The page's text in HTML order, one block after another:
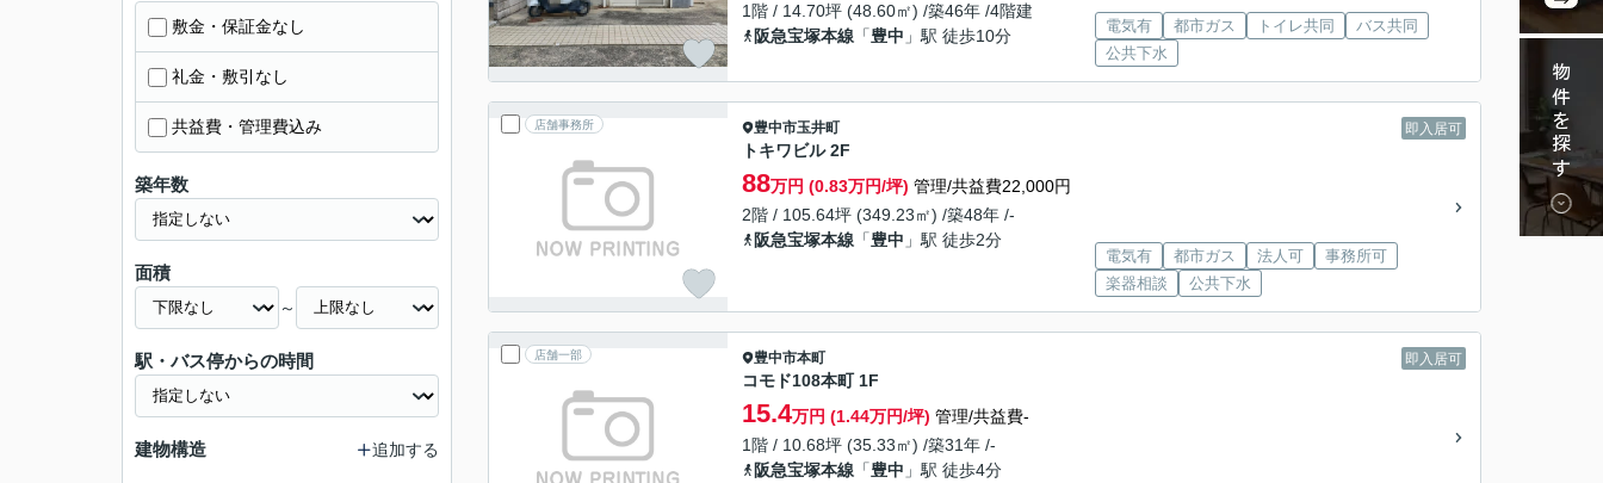
物件を探す
1階 / 14.70坪 (48.60㎡) /築46年 /4階建
阪急宝塚本線 「豊中 」駅 徒歩10分
電気有 都市ガス トイレ共同
バス共同
公共下水
店舗事務所 即入居可
豊中市玉井町
トキワビル 2F
88万円 (0.83万円/坪) 管理/共益費22,000円
2階 / 105.64坪 (349.23㎡) /築48年 /-
阪急宝塚本線 「豊中 」駅 徒歩2分
電気有 都市ガス 法人可
事務所可
楽器相談
公共下水
店舗一部 即入居可
豊中市本町
コモド108本町 1F
15.4万円 (1.44万円/坪) 管理/共益費-
1階 / 10.68坪 (35.33㎡) /築31年 /-
阪急宝塚本線 「豊中 」駅 徒歩4分
敷金・保証金なし
礼金・敷引なし
共益費・管理費込み
築年数
面積
～
駅・バス停からの時間
建物構造 追加する